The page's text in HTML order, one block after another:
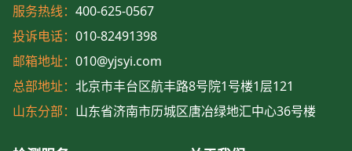
服务热线： 400-625-0567
投诉电话： 010-82491398
邮箱地址： 010@yjsyi.com
总部地址： 北京市丰台区航丰路8号院1号楼1层121
山东分部： 山东省济南市历城区唐冶绿地汇中心36号楼